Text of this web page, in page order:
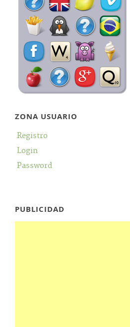
ZONA USUARIO
Registro
Login
Password
PUBLICIDAD